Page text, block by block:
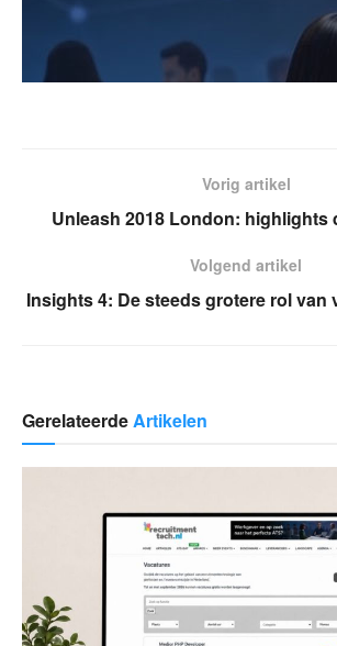
Vorig artikel
Unleash 2018 London: highlights
Volgend artikel
Insights 4: De steeds grotere rol van
GerelateerdeArtikelen